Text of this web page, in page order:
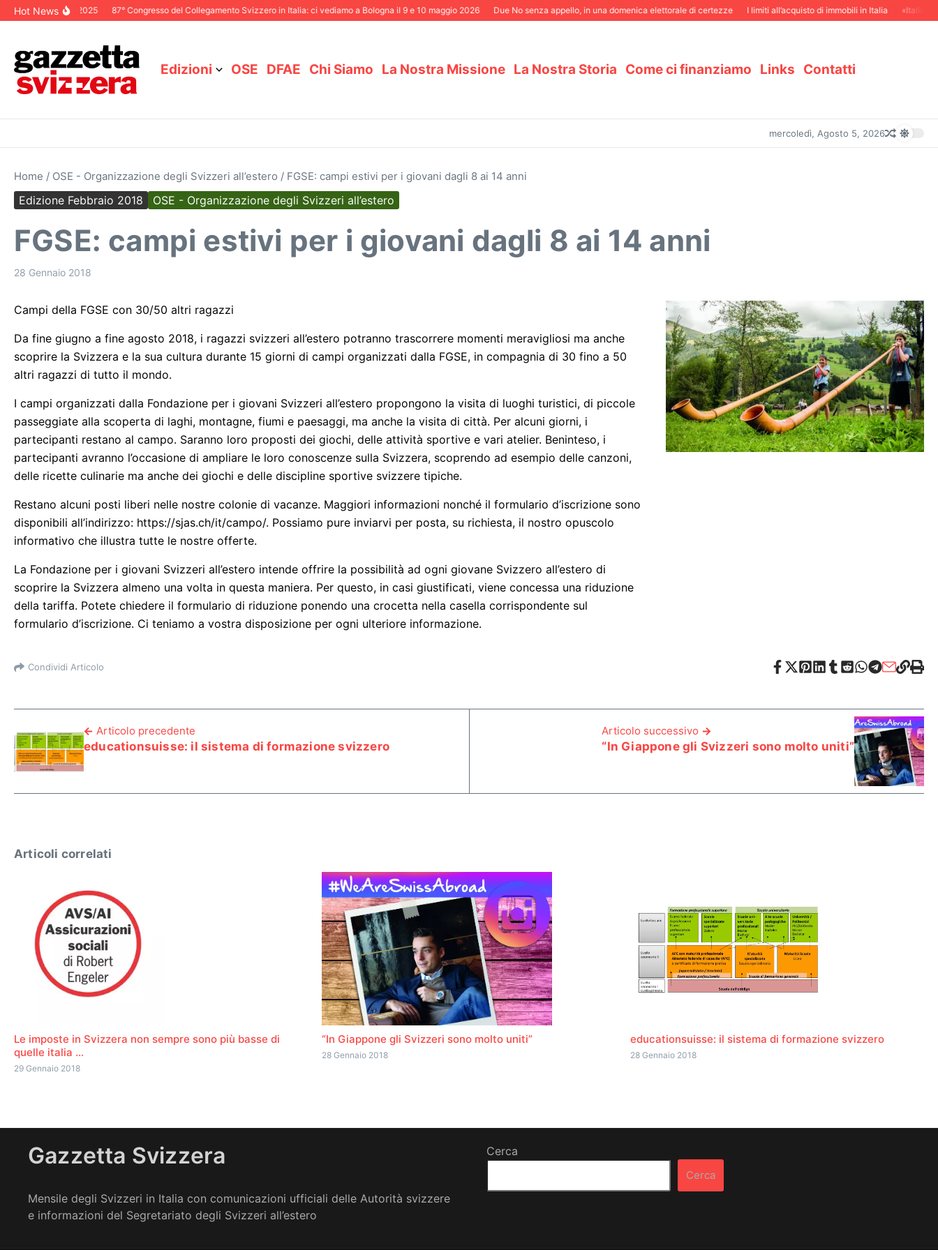
Salta al contenuto
Hot News
Dicembre 2025 87° Congresso del Collegamento Svizzero in Italia: ci vediamo a Bologna il 9 e 10 maggio 2026 Due No senza appello, in una domenica elettorale di certezze I limiti all’acquisto di immobili in Italia «Italiani in
Edizioni OSE DFAE Chi Siamo La Nostra Missione La Nostra Storia Come ci finanziamo Links Contatti
mercoledì, Agosto 5, 2026
Home / OSE - Organizzazione degli Svizzeri all’estero / FGSE: campi estivi per i giovani dagli 8 ai 14 anni
Edizione Febbraio 2018 OSE - Organizzazione degli Svizzeri all’estero
FGSE: campi estivi per i giovani dagli 8 ai 14 anni
28 Gennaio 2018
Campi della FGSE con 30/50 altri ragazzi
Da fine giugno a fine agosto 2018, i ragazzi svizzeri all’estero potranno trascorrere momenti meravigliosi ma anche
scoprire la Svizzera e la sua cultura durante 15 giorni di campi organizzati dalla FGSE, in compagnia di 30 fino a 50
altri ragazzi di tutto il mondo.
I campi organizzati dalla Fondazione per i giovani Svizzeri all’estero propongono la visita di luoghi turistici, di piccole
passeggiate alla scoperta di laghi, montagne, fiumi e paesaggi, ma anche la visita di città. Per alcuni giorni, i
partecipanti restano al campo. Saranno loro proposti dei giochi, delle attività sportive e vari atelier. Beninteso, i
partecipanti avranno l’occasione di ampliare le loro conoscenze sulla Svizzera, scoprendo ad esempio delle canzoni,
delle ricette culinarie ma anche dei giochi e delle discipline sportive svizzere tipiche.
Restano alcuni posti liberi nelle nostre colonie di vacanze. Maggiori informazioni nonché il formulario d’iscrizione sono
disponibili all’indirizzo: https://sjas.ch/it/campo/. Possiamo pure inviarvi per posta, su richiesta, il nostro opuscolo
informativo che illustra tutte le nostre offerte.
La Fondazione per i giovani Svizzeri all’estero intende offrire la possibilità ad ogni giovane Svizzero all’estero di
scoprire la Svizzera almeno una volta in questa maniera. Per questo, in casi giustificati, viene concessa una riduzione
della tariffa. Potete chiedere il formulario di riduzione ponendo una crocetta nella casella corrispondente sul
formulario d’iscrizione. Ci teniamo a vostra disposizione per ogni ulteriore informazione.
Condividi Articolo
Articolo precedente
educationsuisse: il sistema di formazione svizzero
Articolo successivo
“In Giappone gli Svizzeri sono molto uniti”
Articoli correlati
Le imposte in Svizzera non sempre sono più basse di
quelle italia ...
29 Gennaio 2018
“In Giappone gli Svizzeri sono molto uniti”
28 Gennaio 2018
educationsuisse: il sistema di formazione svizzero
28 Gennaio 2018
Gazzetta Svizzera
Mensile degli Svizzeri in Italia con comunicazioni ufficiali delle Autorità svizzere
e informazioni del Segretariato degli Svizzeri all’estero
Cerca
Cerca